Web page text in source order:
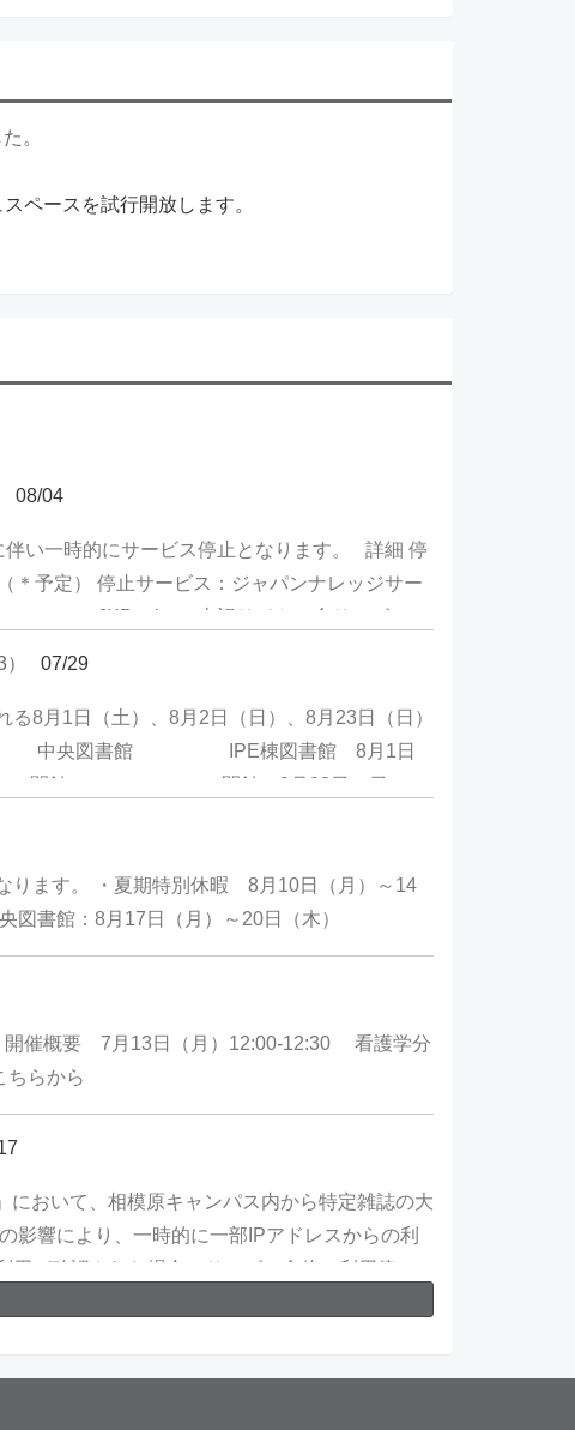
。
ペースを試行開放します。
08/04
い一時的にサービス停止となります。 詳細 停
＊予定） 停止サービス：ジャパンナレッジサー
、JKBooks） 上記サイトの全サービスが
多少前後する場合がございます。＊作業終了後
了承のほどお願いいたします。
07/29
8月1日（土）、8月2日（日）、8月23日（日）
中央図書館 IPE棟図書館 8月1日
（日） 閉館 閉館 8月23日（日）
図書館は3日間とも10:00～16:00の間、
ります。 ・夏期特別休暇 8月10日（月）～14
書館：8月17日（月）～20日（木）
開催概要 7月13日（月）12:00-12:30 看護学分
ちらから
おいて、相模原キャンパス内から特定雑誌の大
影響により、一時的に一部IPアドレスからの利
が確認された場合、サービス全体の利用停止
に十分ご注意ください。 ■メディカルオンライ